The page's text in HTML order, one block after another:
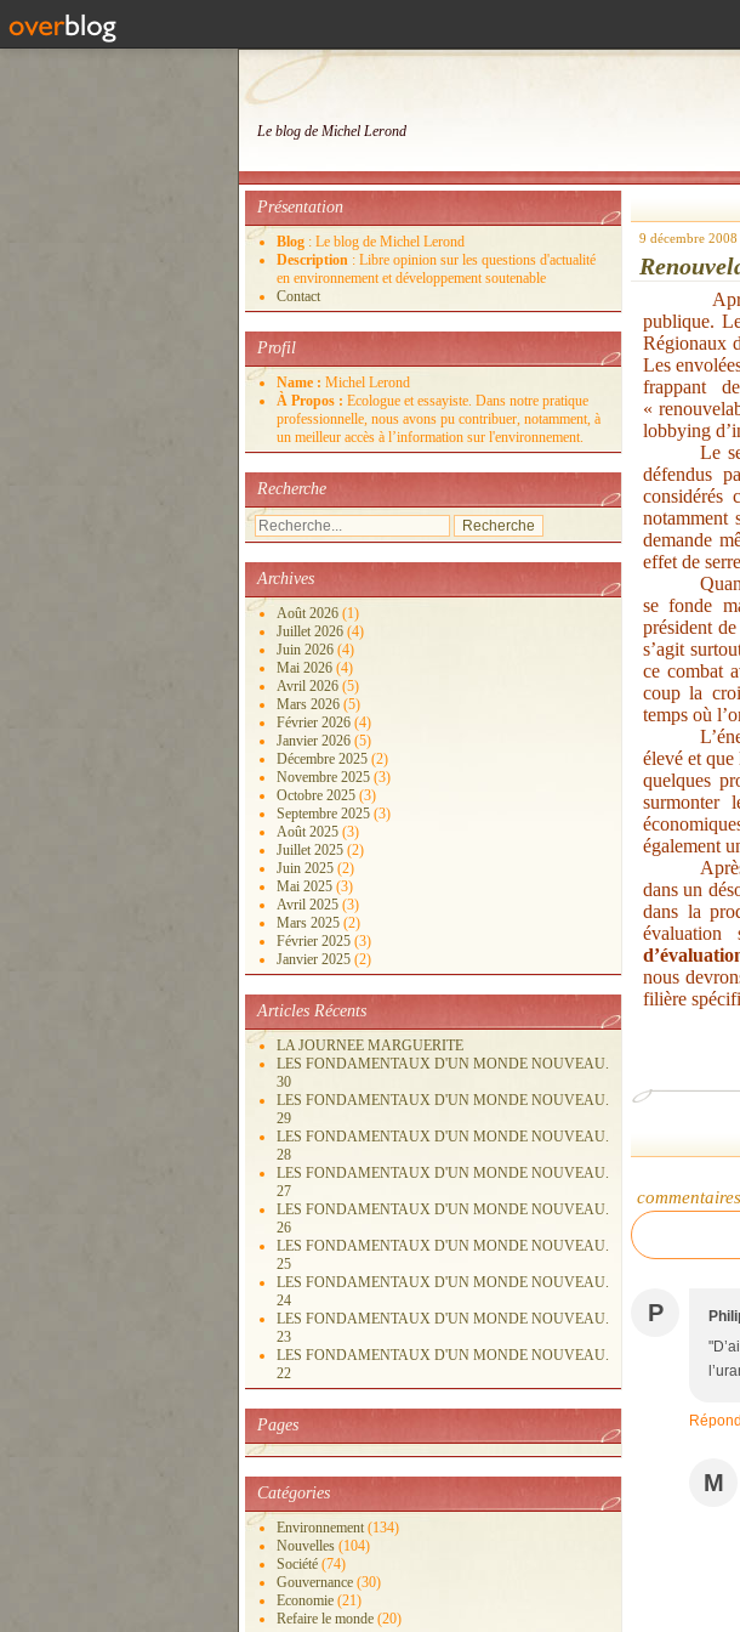
Le blog de Michel Lerond
Présentation
Blog : Le blog de Michel Lerond
Description : Libre opinion sur les questions d'actualité
en environnement et développement soutenable
Contact
Profil
Name : Michel Lerond
À Propos : Ecologue et essayiste. Dans notre pratique
professionnelle, nous avons pu contribuer, notamment, à
un meilleur accès à l’information sur l'environnement.
Recherche
Archives
Août 2026 (1)
Juillet 2026 (4)
Juin 2026 (4)
Mai 2026 (4)
Avril 2026 (5)
Mars 2026 (5)
Février 2026 (4)
Janvier 2026 (5)
Décembre 2025 (2)
Novembre 2025 (3)
Octobre 2025 (3)
Septembre 2025 (3)
Août 2025 (3)
Juillet 2025 (2)
Juin 2025 (2)
Mai 2025 (3)
Avril 2025 (3)
Mars 2025 (2)
Février 2025 (3)
Janvier 2025 (2)
Articles Récents
LA JOURNEE MARGUERITE
LES FONDAMENTAUX D'UN MONDE NOUVEAU.
30
LES FONDAMENTAUX D'UN MONDE NOUVEAU.
29
LES FONDAMENTAUX D'UN MONDE NOUVEAU.
28
LES FONDAMENTAUX D'UN MONDE NOUVEAU.
27
LES FONDAMENTAUX D'UN MONDE NOUVEAU.
26
LES FONDAMENTAUX D'UN MONDE NOUVEAU.
25
LES FONDAMENTAUX D'UN MONDE NOUVEAU.
24
LES FONDAMENTAUX D'UN MONDE NOUVEAU.
23
LES FONDAMENTAUX D'UN MONDE NOUVEAU.
22
Pages
Catégories
Environnement (134)
Nouvelles (104)
Société (74)
Gouvernance (30)
Economie (21)
Refaire le monde (20)
9 décembre 2008
publique.
Régionaux
Les
frappant
«
lobbying
Le
défendus
considérés
notamment
demande
effet de
se fonde
président
s’agit
ce combat
coup la
temps où
élevé et que
quelques
surmonter
également
dans un
dans la
évaluation
nous
filière
commentaires
P
M